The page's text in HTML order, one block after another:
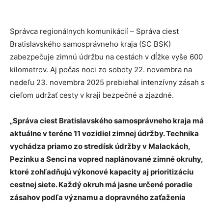
Správca regionálnych komunikácií – Správa ciest
Bratislavského samosprávneho kraja (SC BSK)
zabezpečuje zimnú údržbu na cestách v dĺžke vyše 600
kilometrov. Aj počas noci zo soboty 22. novembra na
nedeľu 23. novembra 2025 prebiehal intenzívny zásah s
cieľom udržať cesty v kraji bezpečné a zjazdné.
„Správa ciest Bratislavského samosprávneho kraja má
aktuálne v teréne 11 vozidiel zimnej údržby. Technika
vychádza priamo zo stredísk údržby v Malackách,
Pezinku a Senci na vopred naplánované zimné okruhy,
ktoré zohľadňujú výkonové kapacity aj prioritizáciu
cestnej siete. Každý okruh má jasne určené poradie
zásahov podľa významu a dopravného zaťaženia